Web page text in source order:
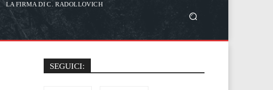
LA FIRMA DI C. RADOLLOVICH
SEGUICI: